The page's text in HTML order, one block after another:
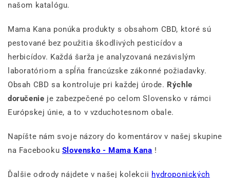
našom katalógu.
Mama Kana ponúka produkty s obsahom CBD, ktoré sú
pestované bez použitia škodlivých pesticídov a
herbicídov. Každá šarža je analyzovaná nezávislým
laboratóriom a spĺňa francúzske zákonné požiadavky.
Obsah CBD sa kontroluje pri každej úrode. Rýchle
doručenie je zabezpečené po celom Slovensko v rámci
Európskej únie, a to v vzduchotesnom obale.
Napíšte nám svoje názory do komentárov v našej skupine
na Facebooku Slovensko - Mama Kana !
Ďalšie odrody nájdete v našej kolekcii hydroponických